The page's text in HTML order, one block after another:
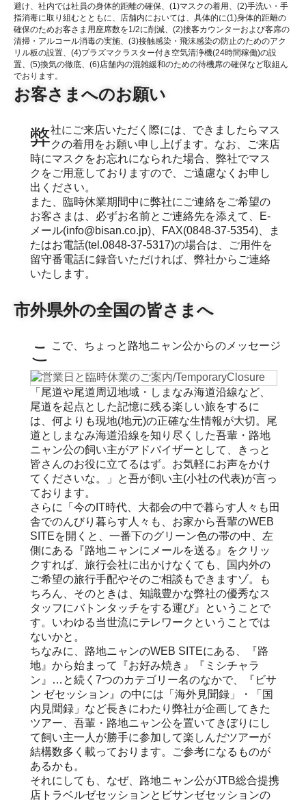
避け、社内では社員の身体的距離の確保、(1)マスクの着用、(2)手洗い・手
指消毒に取り組むとともに、店舗内においては、具体的に(1)身体的距離の
確保のためお客さま用座席数を1/2に削減、(2)接客カウンターおよび客席の
清掃・アルコール消毒の実施、(3)接触感染・飛沫感染の防止のためのアク
リル板の設置、(4)プラズマクラスター付き空気清浄機(24時間稼働)の設
置、(5)換気の徹底、(6)店舗内の混雑緩和のための待機席の確保など取組ん
でおります。
お客さまへのお願い
弊社にご来店いただく際には、できましたらマスクの着用をお願い申し上げます。なお、ご来店
時にマスクをお忘れになられた場合、弊社でマス
クをご用意しておりますので、ご遠慮なくお申し
出ください。
また、臨時休業期間中に弊社にご連絡をご希望の
お客さまは、必ずお名前とご連絡先を添えて、E-
メール(info@bisan.co.jp)、FAX(0848-37-5354)、ま
たはお電話(tel.0848-37-5317)の場合は、ご用件を
留守番電話に録音いただければ、弊社からご連絡
いたします。
市外県外の全国の皆さまへ
ここで、ちょっと路地ニャン公からのメッセージ
「尾道や尾道周辺地域・しまなみ海道沿線など、
尾道を起点とした記憶に残る楽しい旅をするに
は、何よりも現地(地元)の正確な生情報が大切。尾
道としまなみ海道沿線を知り尽くした吾輩・路地
ニャン公の飼い主がアドバイザーとして、きっと
皆さんのお役に立てるはず。お気軽にお声をかけ
てくださいな。」と吾が飼い主(小社の代表)が言っ
ております。
さらに「今のIT時代、大都会の中で暮らす人々も田
舎でのんびり暮らす人々も、お家から吾輩のWEB
SITEを開くと、一番下のグリーン色の帯の中、左
側にある『路地ニャンにメールを送る』をクリッ
クすれば、旅行会社に出かけなくても、国内外の
ご希望の旅行手配やそのご相談もできますゾ。も
ちろん、そのときは、知識豊かな弊社の優秀なス
タッフにバトンタッチをする運び』ということで
す。いわゆる当世流にテレワークということでは
ないかと。
ちなみに、路地ニャンのWEB SITEにある、『路
地』から始まって『お好み焼き』『ミシチャラ
ン』…と続く7つのカテゴリー名のなかで、『ビサ
ン ゼセッション』の中には「海外見聞録」・「国
内見聞録」など長きにわたり弊社が企画してきた
ツアー、吾輩・路地ニャン公を置いてきぼりにし
て飼い主一人が勝手に参加して楽しんだツアーが
結構数多く載っております。ご参考になるものが
あるかも。
それにしても、なぜ、路地ニャン公がJTB総合提携
店トラベルゼセッションとビサンゼセッションの